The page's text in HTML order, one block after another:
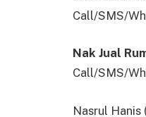
Call/SMS/
Nak Jual
Call/SMS/
Nasrul Hanis